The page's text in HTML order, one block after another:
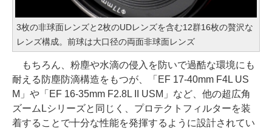
3枚の非球面レンズと2枚のUDレンズを含む12群16枚の贅沢な
レンズ構成。前球は大口径の両面非球面レンズ
もちろん、粉塵や水滴の侵入を防いで過酷な環境にも
耐える防塵防滴構造をもつが、「EF 17-40mm F4L US
M」や「EF 16-35mm F2.8L II USM」など、他の超広角
ズームLシリーズと同じく、プロテクトフィルターを装
着することで十分な性能を発揮するように設計されてい